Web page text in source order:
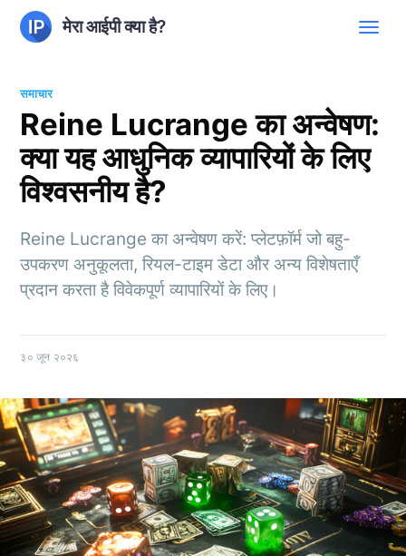
मेरा आईपी क्या है?
समाचार
Reine Lucrange का अन्वेषण:
क्या यह आधुनिक व्यापारियों के लिए
विश्वसनीय है?
Reine Lucrange का अन्वेषण करें: प्लेटफ़ॉर्म जो बहु-
उपकरण अनुकूलता, रियल-टाइम डेटा और अन्य विशेषताएँ
प्रदान करता है विवेकपूर्ण व्यापारियों के लिए।
३० जून २०२६